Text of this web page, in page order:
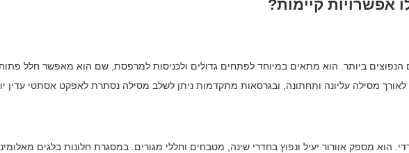
אפשרויות קיימות?
הנפוצים ביותר. הוא מתאים במיוחד לפתחים גדולים ולכניסות למרפסת, שם הוא מאפשר חלל פתוח
מסילה עליונה ותחתונה, ובגרסאות מתקדמות ניתן לשלב מסילה נסתרת לאפקט אסתטי עדין
הוא מספק אוורור יעיל ונפוץ בחדרי שינה, מטבחים וחללי מגורים. במסגרת חלונות בלגים